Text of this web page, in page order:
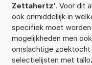
Zettahertz'. Voor dit
ook onmiddellijk in
specifiek moet
mogelijkheden men
omslachtige zoektocht
selectielijsten met